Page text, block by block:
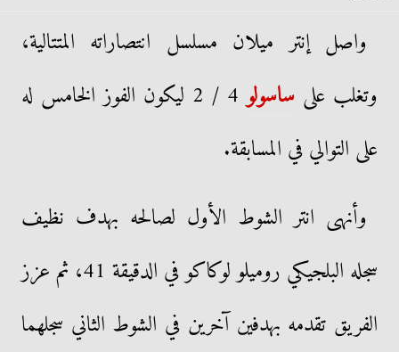
واصل إنتر ميلان مسلسل انتصاراته المتتالية،
وتغلب على ساسولو
4 / 2 ليكون الفوز الخامس له
على التوالي في المسابقة.
وأنهى انتر الشوط الأول لصالحه بهدف نظيف
سجله البلجيكي روميلو لوكاكو في الدقيقة 41، ثم عزز
الفريق تقدمه بهدفين آخرين في الشوط الثاني سجلهما